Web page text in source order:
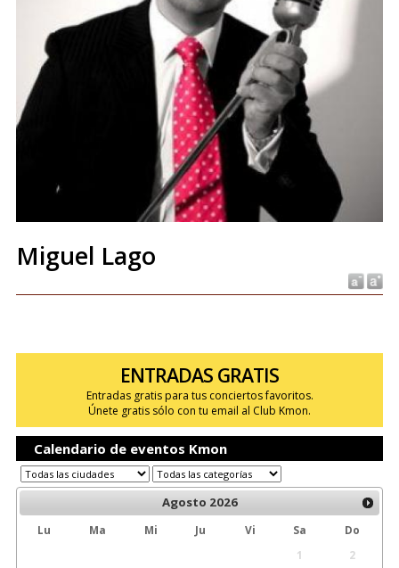
Miguel Lago
ENTRADAS GRATIS
Entradas gratis para tus conciertos favoritos.
Únete gratis sólo con tu email al Club Kmon.
Calendario de eventos Kmon
Agosto 2026
Lu Ma Mi Ju Vi Sa
Do
1
2